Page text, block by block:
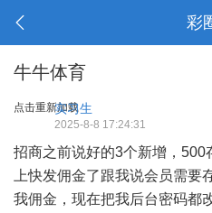
彩
牛牛体育
点击重新加载
实习生
2025-8-8 17:24:31
招商之前说好的3个新增，500
上快发佣金了跟我说会员需
我佣金，现在把我后台密码都